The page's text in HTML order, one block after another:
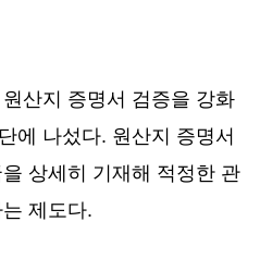
산지 증명서 검증을 강화
에 나섰다. 원산지 증명서
상세히 기재해 적정한 관
제도다.